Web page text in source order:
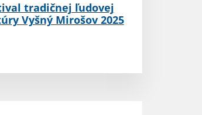
tradičnej ľudovej
Vyšný Mirošov 2025